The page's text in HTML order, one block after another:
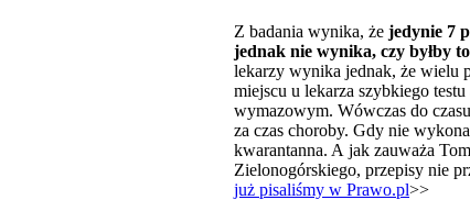
Z badania wynika, że jedynie 7
jednak nie wynika, czy byłby
lekarzy wynika jednak, że wielu
miejscu u lekarza szybkiego
wymazowym. Wówczas do
za czas choroby. Gdy nie
kwarantanna. A jak zauważa
Zielonogórskiego, przepisy nie
już pisaliśmy w Prawo.pl>>